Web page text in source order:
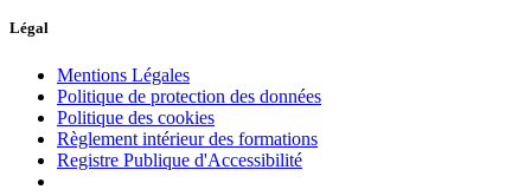
Légal
Mentions Légales
Politique de protection des données
Politique des cookies
Règlement intérieur des formations
Registre Publique d'Accessibilité